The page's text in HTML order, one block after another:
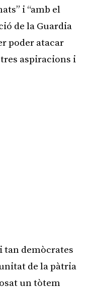
i “amb el
de la Guardia
poder atacar
aspiracions i
tan demòcrates
de la pàtria
un tòtem